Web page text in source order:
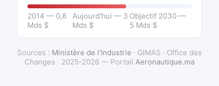
2014 — 0,8
Mds $
Aujourd'hui — 3
Mds $
Objectif 2030 —
5 Mds $
Sources : Ministère de l'Industrie · GIMAS · Office des
Changes · 2025-2026 — Portail Aeronautique.ma